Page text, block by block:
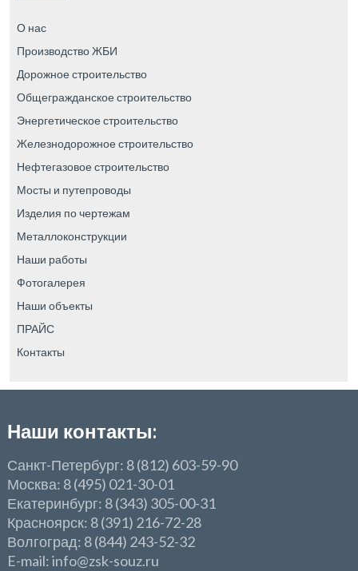
О нас
Производство ЖБИ
Дорожное строительство
Общегражданское строительство
Энергетическое строительство
Железнодорожное строительство
Нефтегазовое строительство
Мосты и путепроводы
Изделия по чертежам
Металлоконструкции
Наши работы
Фотогалерея
Наши объекты
ПРАЙС
Контакты
Наши контакты:
Санкт-Петербург: 8 (812) 603-59-90
Москва: 8 (495) 021-30-01
Екатеринбург: 8 (343) 305-00-31
Красноярск: 8 (391) 216-72-28
Волгоград: 8 (844) 243-52-32
E-mail: info@zsk-souz.ru